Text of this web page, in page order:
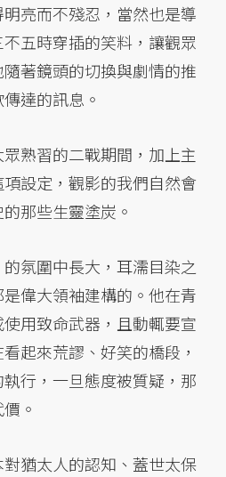
亮而不殘忍，當然也是導
五時穿插的笑料，讓觀眾
著鏡頭的切換與劇情的推
達的訊息。
熟習的二戰期間，加上主
設定，觀影的我們自然會
那些生靈塗炭。
氛圍中長大，耳濡目染之
偉大領袖建構的。他在青
用致命武器，且動輒要宣
起來荒謬、好笑的橋段，
行，一旦態度被質疑，那
。
猶太人的認知、蓋世太保